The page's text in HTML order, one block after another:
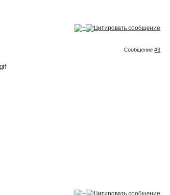
Сообщение#3